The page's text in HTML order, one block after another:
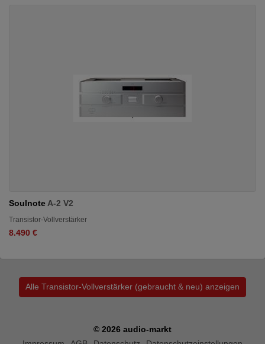
Soulnote A-2 V2
Transistor-Vollverstärker
8.490 €
Alle Transistor-Vollverstärker (gebraucht & neu) anzeigen
© 2026 audio-markt